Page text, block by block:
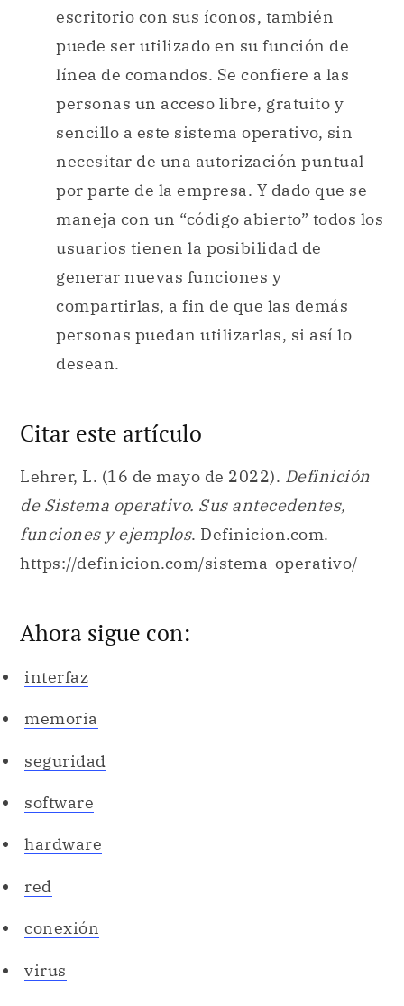
escritorio con sus íconos, también
puede ser utilizado en su función de
línea de comandos. Se confiere a las
personas un acceso libre, gratuito y
sencillo a este sistema operativo, sin
necesitar de una autorización puntual
por parte de la empresa. Y dado que se
maneja con un “código abierto” todos los
usuarios tienen la posibilidad de
generar nuevas funciones y
compartirlas, a fin de que las demás
personas puedan utilizarlas, si así lo
desean.
Citar este artículo
Lehrer, L. (16 de mayo de 2022). Definición
de Sistema operativo. Sus antecedentes,
funciones y ejemplos. Definicion.com.
https://definicion.com/sistema-operativo/
Ahora sigue con:
interfaz
memoria
seguridad
software
hardware
red
conexión
virus